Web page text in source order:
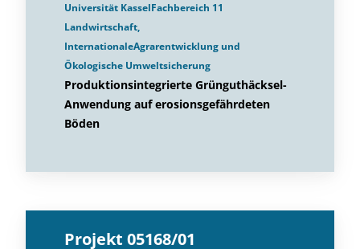
Universität KasselFachbereich 11
Landwirtschaft,
InternationaleAgrarentwicklung und
Ökologische Umweltsicherung
Produktionsintegrierte Grünguthäcksel-
Anwendung auf erosionsgefährdeten
Böden
Projekt 05168/01